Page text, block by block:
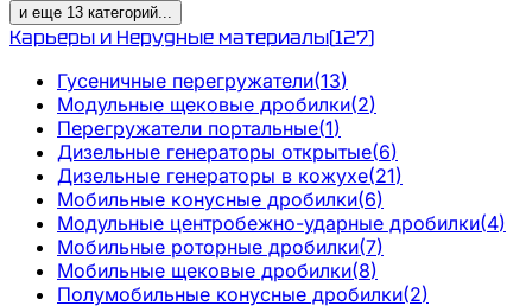
и еще 13 категорий...
Карьеры и Нерудные материалы(127)
Гусеничные перегружатели(13)
Модульные щековые дробилки(2)
Перегружатели портальные(1)
Дизельные генераторы открытые(6)
Дизельные генераторы в кожухе(21)
Мобильные конусные дробилки(6)
Модульные центробежно-ударные дробилки(4)
Мобильные роторные дробилки(7)
Мобильные щековые дробилки(8)
Полумобильные конусные дробилки(2)